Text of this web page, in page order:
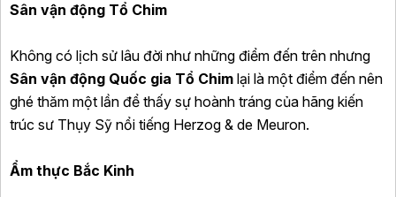
Sân vận động Tổ Chim
Không có lịch sử lâu đời như những điểm đến trên nhưng
Sân vận động Quốc gia Tổ Chim lại là một điểm đến nên
ghé thăm một lần để thấy sự hoành tráng của hãng kiến
trúc sư Thụy Sỹ nổi tiếng Herzog & de Meuron.
Ẩm thực Bắc Kinh